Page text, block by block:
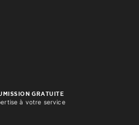
GRATUITE
à votre service